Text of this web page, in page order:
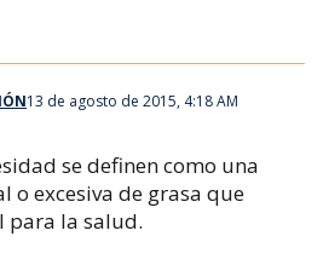
13 de agosto de 2015, 4:18 AM
se definen como una
o excesiva de grasa que
para la salud.